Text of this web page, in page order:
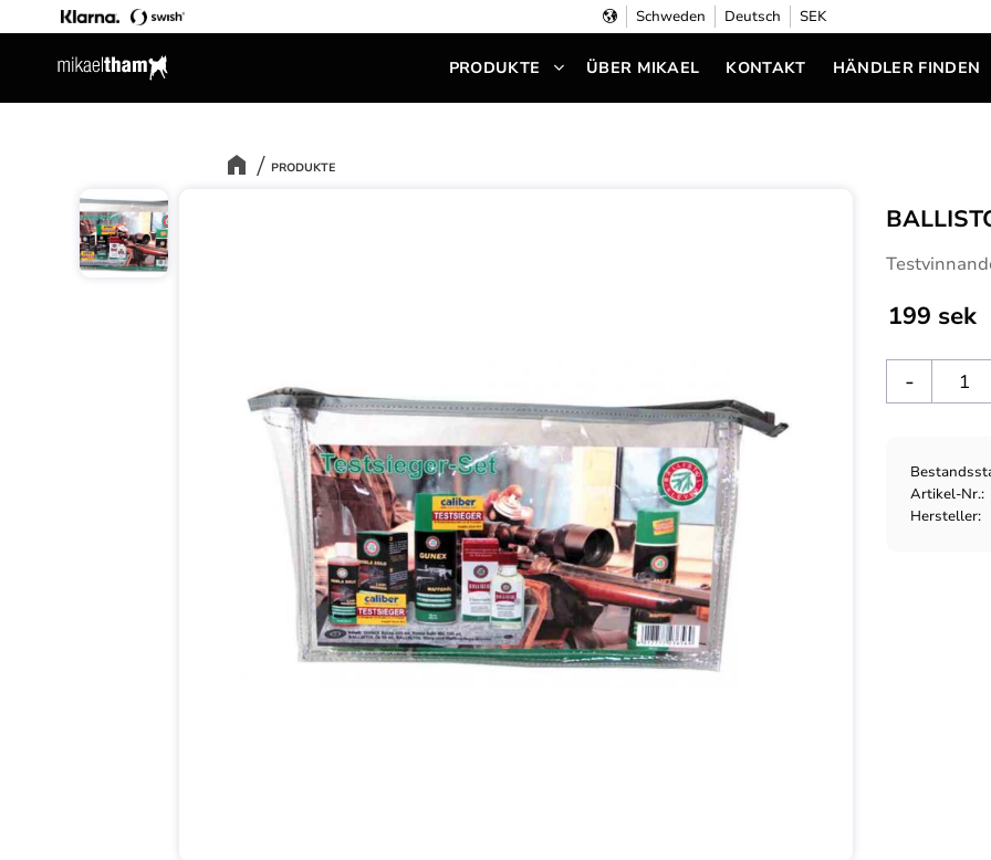
Schweden Deutsch SEK
PRODUKTE ÜBER MIKAEL KONTAKT HÄNDLER FINDEN
PRODUKTE
199 sek
-
Artikel-Nr.
Hersteller